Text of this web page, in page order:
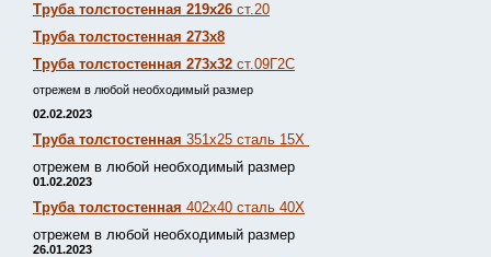
Труба толстостенная 219х26 ст.20
Труба толстостенная 273х8
Труба толстостенная 273х32 ст.09Г2С
отрежем в любой необходимый размер
02.02.2023
Труба толстостенная 351х25 сталь 15Х
отрежем в любой необходимый размер
01.02.2023
Труба толстостенная 402х40 сталь 40Х
отрежем в любой необходимый размер
26.01.2023